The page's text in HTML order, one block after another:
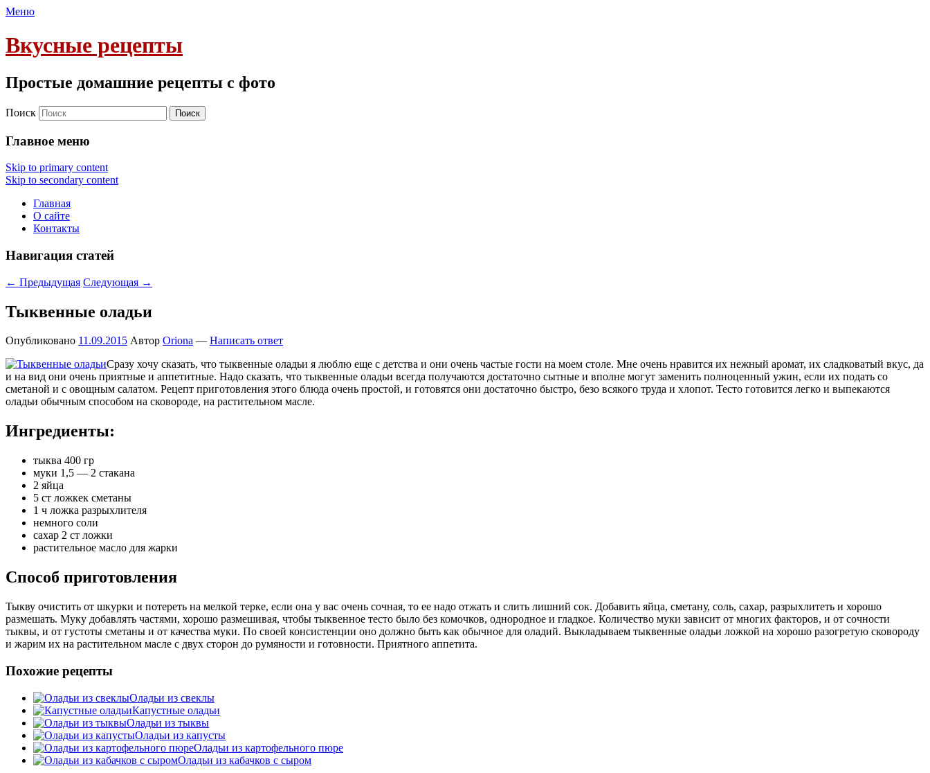
Меню
Вкусные рецепты
Простые домашние рецепты с фото
Поиск
Главное меню
Skip to primary content
Skip to secondary content
Главная
О сайте
Контакты
Навигация статей
← Предыдущая Следующая →
Тыквенные оладьи
Опубликовано 11.09.2015 Автор Oriona — Написать ответ
Сразу хочу сказать, что тыквенные оладьи я люблю еще с детства и они очень частые гости на моем столе. Мне очень нравится их нежный аромат, их сладковатый вкус, да
и на вид они очень приятные и аппетитные. Надо сказать, что тыквенные оладьи всегда получаются достаточно сытные и вполне могут заменить полноценный ужин, если их подать со
сметаной и с овощным салатом. Рецепт приготовления этого блюда очень простой, и готовятся они достаточно быстро, безо всякого труда и хлопот. Тесто готовится легко и выпекаются
оладьи обычным способом на сковороде, на растительном масле.
Ингредиенты:
тыква 400 гр
муки 1,5 — 2 стакана
2 яйца
5 ст ложкек сметаны
1 ч ложка разрыхлителя
немного соли
сахар 2 ст ложки
растительное масло для жарки
Способ приготовления
Тыкву очистить от шкурки и потереть на мелкой терке, если она у вас очень сочная, то ее надо отжать и слить лишний сок. Добавить яйца, сметану, соль, сахар, разрыхлитеть и хорошо
размешать. Муку добавлять частями, хорошо размешивая, чтобы тыквенное тесто было без комочков, однородное и гладкое. Количество муки зависит от многих факторов, и от сочности
тыквы, и от густоты сметаны и от качества муки. По своей консистенции оно должно быть как обычное для оладий. Выкладываем тыквенные оладьи ложкой на хорошо разогретую сковороду
и жарим их на растительном масле с двух сторон до румяности и готовности. Приятного аппетита.
Похожие рецепты
Оладьи из свеклы
Капустные оладьи
Оладьи из тыквы
Оладьи из капусты
Оладьи из картофельного пюре
Оладьи из кабачков с сыром